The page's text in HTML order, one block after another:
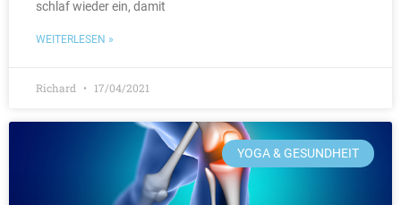
schlaf wieder ein, damit
WEITERLESEN »
Richard 17/04/2021
YOGA & GESUNDHEIT